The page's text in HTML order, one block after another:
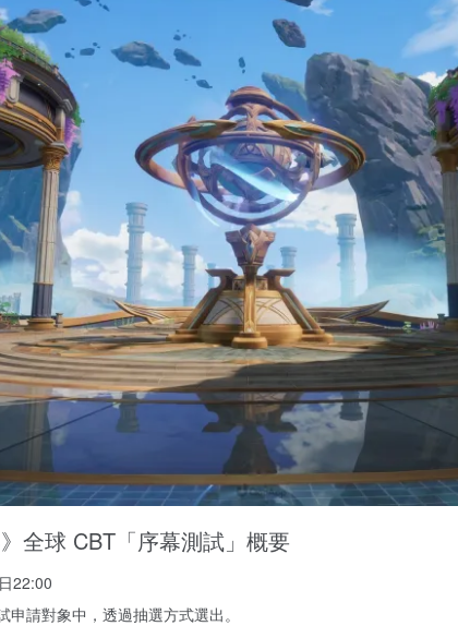
全球 CBT「序幕測試」概要
22:00
申請對象中，透過抽選方式選出。